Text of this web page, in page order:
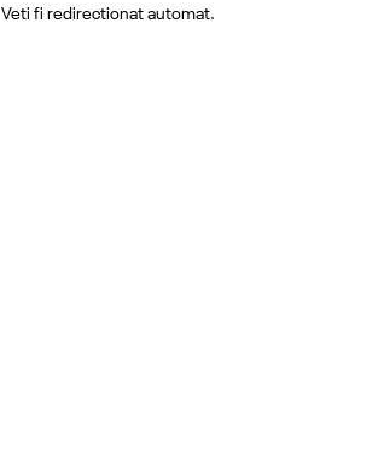
Veti fi redirectionat automat.